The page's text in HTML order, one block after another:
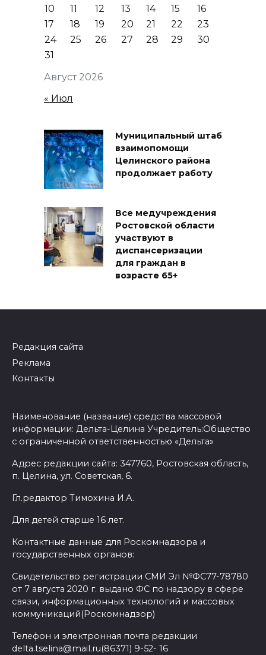
Август 2026
10
11 12 13 14 15
16
17
18 19 20 21 22
23
24
25 26 27 28 29
30
31
« Июл
Муниципальный штаб
взаимопомощи
Целинского района
продолжает работу
Все медучреждения
Ростовской области
участвуют в
диспансеризации
для граждан в
возрасте 65+
Редакция сайта
Реклама
Контакты
Наименование (название) средства массовой
информации: Дельта-Целина Учредитель:Общество
с ограниченной ответственностью «Дельта»
Адрес редакции сайта: 347760, Ростовская область,
п. Целина, ул. Советская, 6.
Гл.редактор Тимохина И.А.
Для детей старше 16 лет.
Контактные данные для Роскомнадзора и
государственных органов:
Свидетельство регистрации СМИ Эл №ФС77-78780
от 7 августа 2020 г. выдано ФС по надзору в сфере
связи, информационных технологий и массовых
коммуникаций(Роскомнадзор)
Телефон и электронная почта редакции
delta.tselina@mail.ru(86371) 9-52- 16